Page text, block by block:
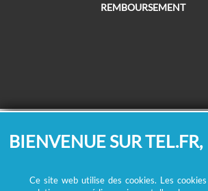
REMBOURSEMENT
BIENVENUE SUR TEL.FR,
Ce site web utilise des cookies. Les